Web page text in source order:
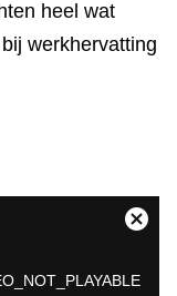
heel wat
werkhervatting
Close